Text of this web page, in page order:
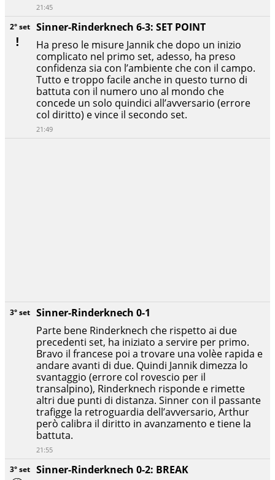
3° set Sinner-Rinderknech 0-2: BREAK
3° set Sinner-Rinderknech 0-1
Parte bene Rinderknech che rispetto ai due
precedenti set, ha iniziato a servire per primo.
Bravo il francese poi a trovare una volèe rapida e
andare avanti di due. Quindi Jannik dimezza lo
svantaggio (errore col rovescio per il
transalpino), Rinderknech risponde e rimette
altri due punti di distanza. Sinner con il passante
trafigge la retroguardia dell’avversario, Arthur
però calibra il diritto in avanzamento e tiene la
battuta.
21:55
2° set Sinner-Rinderknech 6-3: SET POINT
Ha preso le misure Jannik che dopo un inizio
complicato nel primo set, adesso, ha preso
confidenza sia con l’ambiente che con il campo.
Tutto e troppo facile anche in questo turno di
battuta con il numero uno al mondo che
concede un solo quindici all’avversario (errore
col diritto) e vince il secondo set.
21:49
21:45